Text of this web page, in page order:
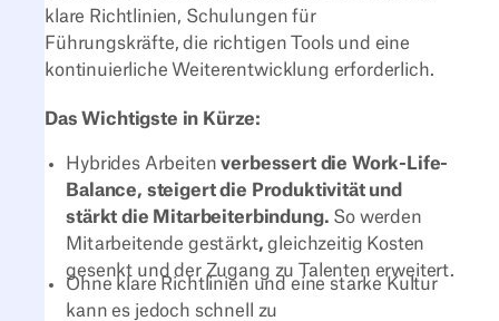
klare Richtlinien, Schulungen für
Führungskräfte, die richtigen Tools und eine
kontinuierliche Weiterentwicklung erforderlich.
Das Wichtigste in Kürze:‍
Hybrides Arbeitenverbessert die Work-Life-
Balance, steigert die Produktivität und
stärkt die Mitarbeiterbindung. So werden
Mitarbeitende gestärkt, gleichzeitig Kosten
gesenkt und der Zugang zu Talenten erweitert.
Ohne klare Richtlinien und eine starke Kultur
kann es jedoch schnell zu